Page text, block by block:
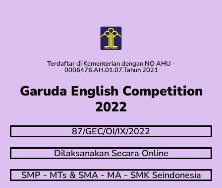
Terdaftar di Kementerian dengan NO AHU -
0006476.AH.01.07.Tahun 2021
Garuda English Competition
2022
87/GEC/OI/IX/2022
Dilaksanakan Secara Online
SMP - MTs & SMA - MA - SMK Seindonesia